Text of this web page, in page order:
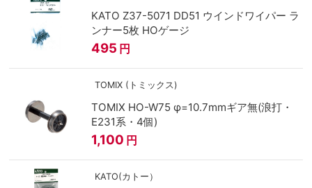
KATO Z37-5071 DD51 ウインドワイパー ラ
ンナー5枚 HOゲージ
495 円
TOMIX (トミックス)
TOMIX HO-W75 φ=10.7mmギア無(浪打・
E231系・4個)
1,100 円
KATO(カトー）